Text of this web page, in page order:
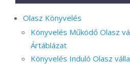
Olasz Könyvelés
Könyvelés Működő Olasz
Ártáblázat
Könyvelés Induló Olasz